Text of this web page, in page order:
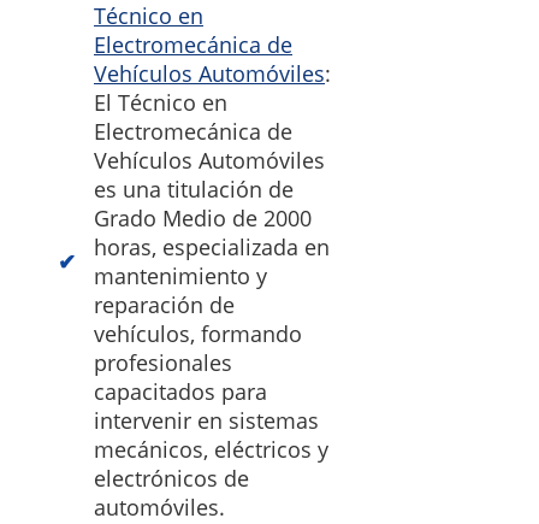
Técnico en
Electromecánica de
Vehículos Automóviles:
El Técnico en
Electromecánica de
Vehículos Automóviles
es una titulación de
Grado Medio de 2000
horas, especializada en
mantenimiento y
reparación de
vehículos, formando
profesionales
capacitados para
intervenir en sistemas
mecánicos, eléctricos y
electrónicos de
automóviles.